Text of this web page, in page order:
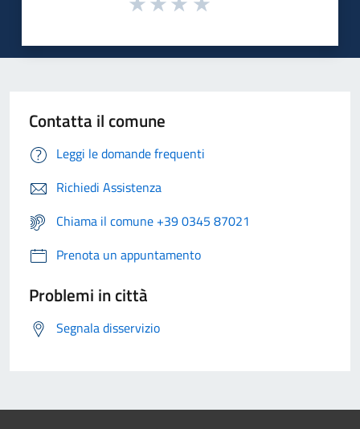
Contatta il comune
Leggi le domande frequenti
Richiedi Assistenza
Chiama il comune +39 0345 87021
Prenota un appuntamento
Problemi in città
Segnala disservizio